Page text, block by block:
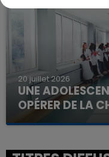
20 juillet 2026
UNE
OPÉRER DE LA
La famille a porté
excuses.